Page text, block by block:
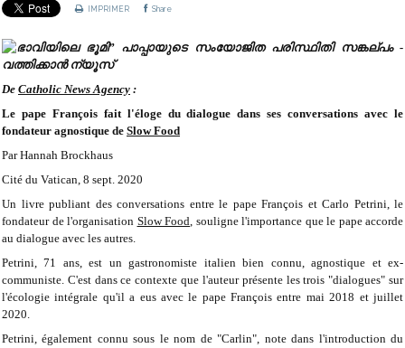
IMPRIMER Share
De Catholic News Agency :
Le pape François fait l'éloge du dialogue dans ses conversations avec le
fondateur agnostique de Slow Food
Par Hannah Brockhaus
Cité du Vatican, 8 sept. 2020
Un livre publiant des conversations entre le pape François et Carlo Petrini, le
fondateur de l'organisation Slow Food, souligne l'importance que le pape accorde
au dialogue avec les autres.
Petrini, 71 ans, est un gastronomiste italien bien connu, agnostique et ex-
communiste. C'est dans ce contexte que l'auteur présente les trois "dialogues" sur
l'écologie intégrale qu'il a eus avec le pape François entre mai 2018 et juillet
2020.
Petrini, également connu sous le nom de "Carlin", note dans l'introduction du